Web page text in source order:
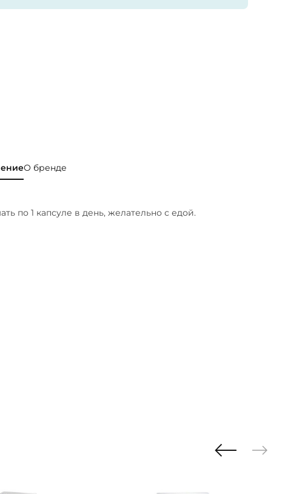
О бренде
по 1 капсуле в день, желательно с едой.